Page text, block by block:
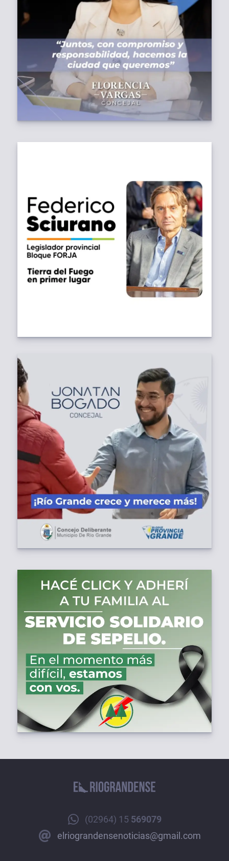
(02964) 15 569079
elriograndensenoticias@gmail.com